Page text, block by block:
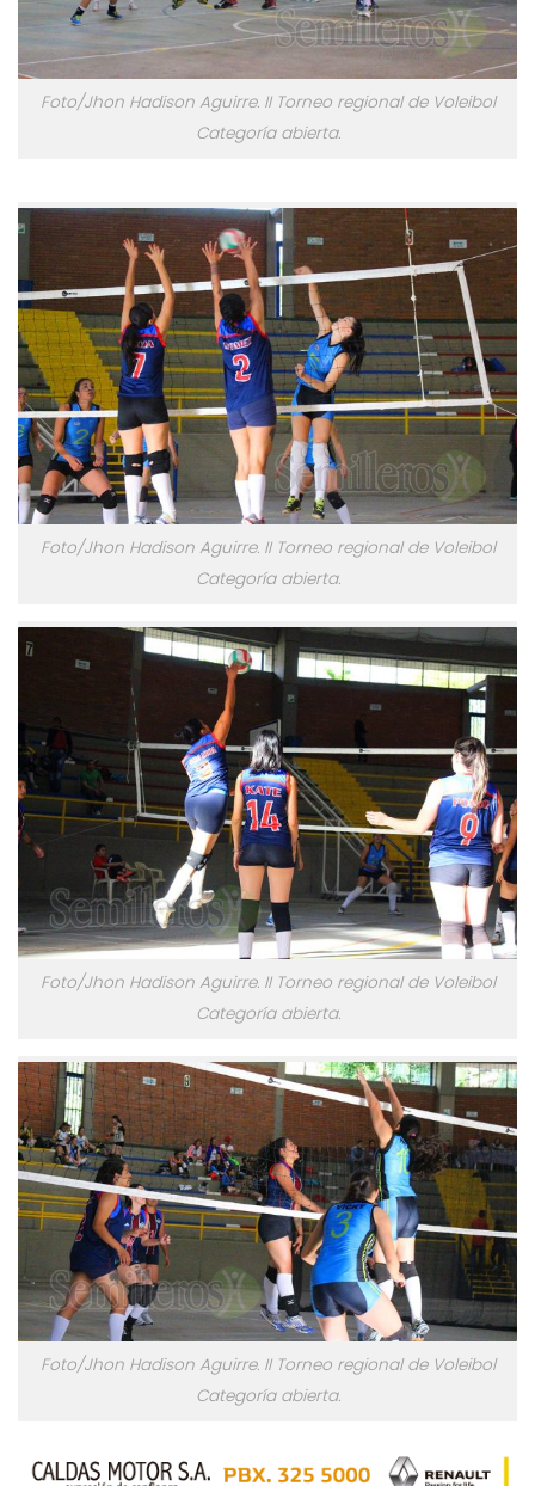
Foto/Jhon Hadison Aguirre. II Torneo regional de Voleibol
Categoría abierta.
Foto/Jhon Hadison Aguirre. II Torneo regional de Voleibol
Categoría abierta.
Foto/Jhon Hadison Aguirre. II Torneo regional de Voleibol
Categoría abierta.
Foto/Jhon Hadison Aguirre. II Torneo regional de Voleibol
Categoría abierta.